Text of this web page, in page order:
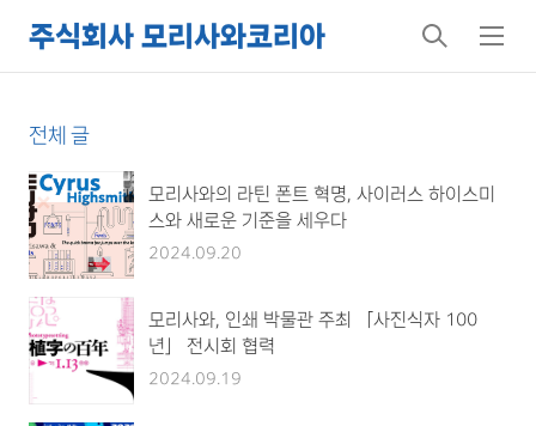
주식회사 모리사와코리아
검
메
전체 글
모리사와의 라틴 폰트 혁명, 사이러스 하이스미
스와 새로운 기준을 세우다
2024.09.20
모리사와, 인쇄 박물관 주최 「사진식자 100
년」 전시회 협력
2024.09.19